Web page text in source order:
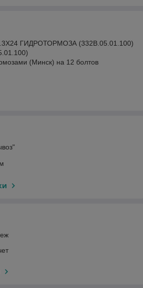
ГИДРОТОРМОЗА (332В.05.01.100)
(Минск) на 12 болтов